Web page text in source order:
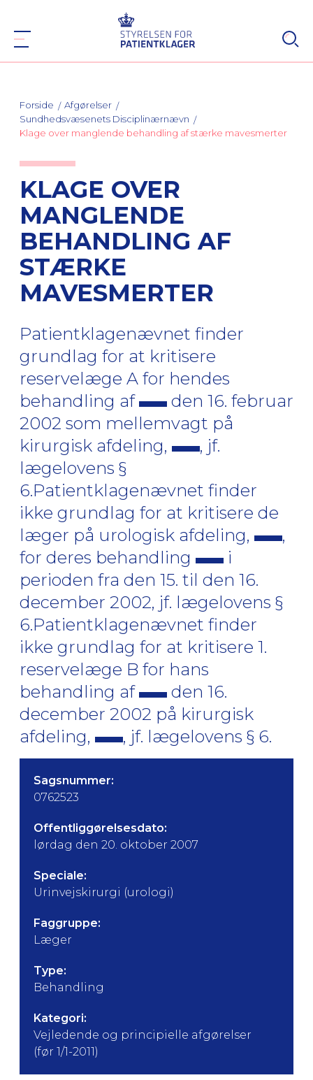
Forside
Afgørelser
Sundhedsvæsenets Disciplinærnævn
Klage over manglende behandling af stærke mavesmerter
KLAGE OVER
MANGLENDE
BEHANDLING AF
STÆRKE
MAVESMERTER
Patientklagenævnet finder
grundlag for at kritisere
reservelæge A for hendes
behandling af
den 16. februar
2002 som mellemvagt på
kirurgisk afdeling,
, jf.
lægelovens §
6.Patientklagenævnet finder
ikke grundlag for at kritisere de
læger på urologisk afdeling,
,
for deres behandling
i
perioden fra den 15. til den 16.
december 2002, jf. lægelovens §
6.Patientklagenævnet finder
ikke grundlag for at kritisere 1.
reservelæge B for hans
behandling af
den 16.
december 2002 på kirurgisk
afdeling,
, jf. lægelovens § 6.
Sagsnummer:
0762523
Offentliggørelsesdato:
lørdag den 20. oktober 2007
Speciale:
Urinvejskirurgi (urologi)
Faggruppe:
Læger
Type:
Behandling
Kategori:
Vejledende og principielle afgørelser
(før 1/1-2011)